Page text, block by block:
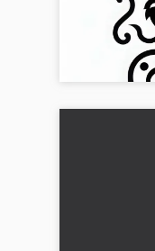
Oppdag den
japansk